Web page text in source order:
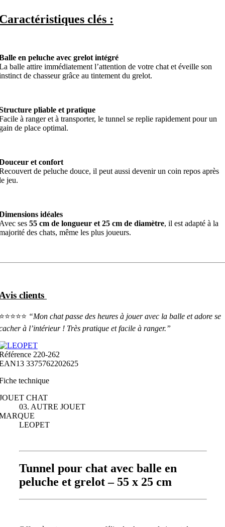
clés :
en peluche avec grelot intégré
balle attire immédiatement l’attention de votre chat et éveille son
de chasseur grâce au tintement du grelot.
pliable et pratique
à ranger et à transporter, le tunnel se replie rapidement pour un
de place optimal.
et confort
de peluche douce, il peut aussi devenir un coin repos après
jeu.
idéales
ses 55 cm de longueur et 25 cm de diamètre, il est adapté à la
des chats, même les plus joueurs.
clients
“Mon chat passe des heures à jouer avec la balle et adore se
à l’intérieur ! Très pratique et facile à ranger.”
220-262
3375762202625
technique
CHAT
03. AUTRE JOUET
LEOPET
Tunnel pour chat avec balle en
peluche et grelot – 55 x 25 cm